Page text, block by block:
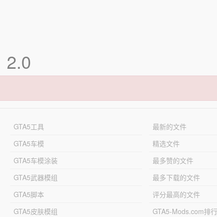
2.0
GTA5工具
GTA5车模
GTA5车模涂装
GTA5武器模组
GTA5脚本
GTA5皮肤模组
最新的文件
精选文件
最多赞的文件
最多下载的文件
评分最高的文件
GTA5-Mods.com排